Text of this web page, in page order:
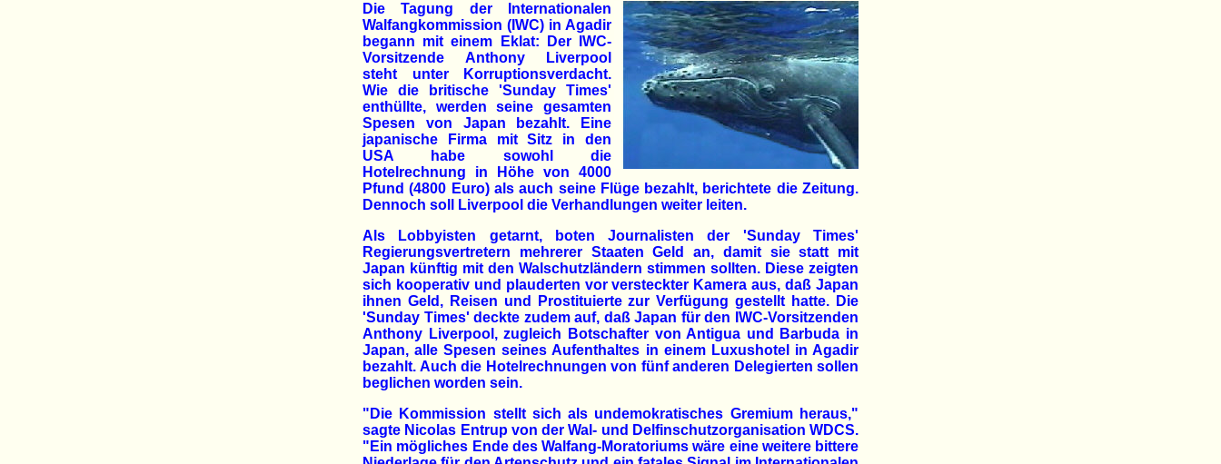
Die Tagung der Internationalen
Walfangkommission (IWC) in Agadir
begann mit einem Eklat: Der IWC-
Vorsitzende Anthony Liverpool
steht unter Korruptionsverdacht.
Wie die britische 'Sunday Times'
enthüllte, werden seine gesamten
Spesen von Japan bezahlt. Eine
japanische Firma mit Sitz in den
USA habe sowohl die
Hotelrechnung in Höhe von 4000
Pfund (4800 Euro) als auch seine Flüge bezahlt, berichtete die Zeitung.
Dennoch soll Liverpool die Verhandlungen weiter leiten.
Als Lobbyisten getarnt, boten Journalisten der 'Sunday Times'
Regierungsvertretern mehrerer Staaten Geld an, damit sie statt mit
Japan künftig mit den Walschutzländern stimmen sollten. Diese zeigten
sich kooperativ und plauderten vor versteckter Kamera aus, daß Japan
ihnen Geld, Reisen und Prostituierte zur Verfügung gestellt hatte. Die
'Sunday Times' deckte zudem auf, daß Japan für den IWC-Vorsitzenden
Anthony Liverpool, zugleich Botschafter von Antigua und Barbuda in
Japan, alle Spesen seines Aufenthaltes in einem Luxushotel in Agadir
bezahlt. Auch die Hotelrechnungen von fünf anderen Delegierten sollen
beglichen worden sein.
"Die Kommission stellt sich als undemokratisches Gremium heraus,"
sagte Nicolas Entrup von der Wal- und Delfinschutzorganisation WDCS.
"Ein mögliches Ende des Walfang-Moratoriums wäre eine weitere bittere